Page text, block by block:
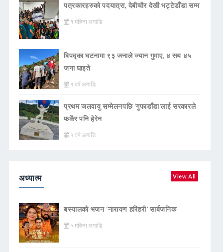
पत्रकारहरुको पदयात्रा, देबीचौर देखी भट्टेडाँडा सम्म
१ महिना अगाडि
बिपद्का घटनामा ९३ जनाले ज्यान गुमाए, ४ सय ४५
जना घाइते
१ वर्ष अगाडि
प्रथम जलवायु सम्मेलनपछि ‘गुफाडाँडा’लाई सरकारले
फर्केर पनि हेरेन
१ वर्ष अगाडि
अध्यात्म View All
बस्यालको भजन ‘नारायण हरिहरी’ सार्बजनिक
५ महिना अगाडि